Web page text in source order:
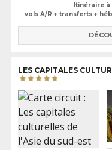
Itinéraire
vols A/R + transferts +
LES CAPITALES